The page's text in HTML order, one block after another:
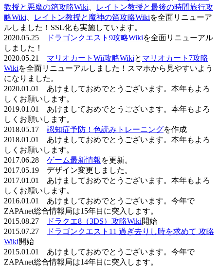
教授と悪魔の箱攻略Wiki
レイトン教授と最後の時間旅行攻
略Wiki
レイトン教授と魔神の笛攻略Wikiを全面リニューア
ルしました！SSL化も実施しています。
2020.05.25
ドラゴンクエスト9攻略Wikiを全面リニューアル
しました！
2020.05.21 マリオカートWii攻略Wikiと マリオカート7攻略
Wikiを全面リニューアルしました！スマホから見やすいよう
になりました。
2020.01.01 あけましておめでとうございます。本年もよろ
しくお願いします。
2019.01.01 あけましておめでとうございます。本年もよろ
しくお願いします。
2018.05.17 認知症予防！色読みトレーニングを作成
2018.01.01 あけましておめでとうございます。本年もよろ
しくお願いします。
2017.06.28 ゲーム最新情報 を更新。
2017.05.19 デザイン変更しました。
2017.01.01 あけましておめでとうございます。本年もよろ
しくお願いします。
2016.01.01 あけましておめでとうございます。今年で
ZAPAnet総合情報局は15年目に突入します。
2015.08.27
ドラクエ8（3DS）攻略Wiki開始
2015.07.27
ドラゴンクエスト11 過ぎ去りし時を求めて 攻略
Wiki開始
2015.01.01 あけましておめでとうございます。今年で
ZAPAnet総合情報局は14年目に突入します。